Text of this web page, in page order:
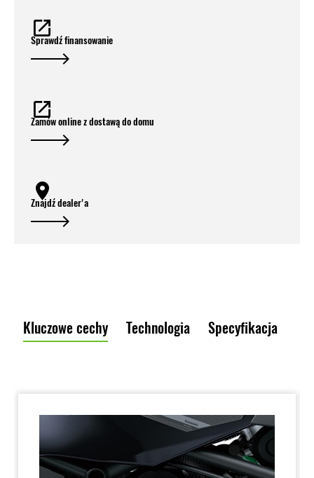
Sprawdź finansowanie
Zamów online z dostawą do domu
Znajdź dealer'a
Kluczowe cechy Technologia Specyfikacja